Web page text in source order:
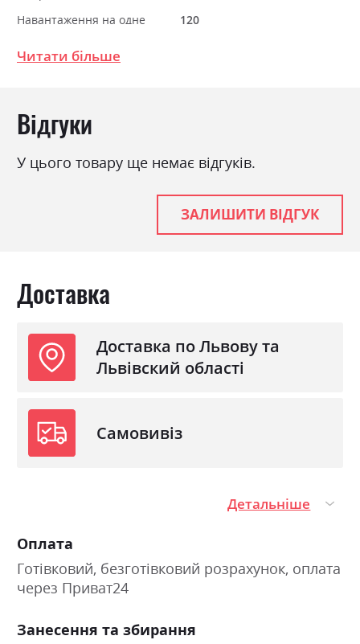
Навантаження на одне
120
Стиль
Ніша для білизни
Спальне місце
З матрацом
так
Читати більше
Відгуки
У цього товару ще немає відгуків.
ЗАЛИШИТИ ВІДГУК
Доставка
Доставка по Львову та
Львівский області
Самовивіз
Детальніше
Оплата
Готівковий, безготівковий розрахунок, оплата
через Приват24
Занесення та збирання